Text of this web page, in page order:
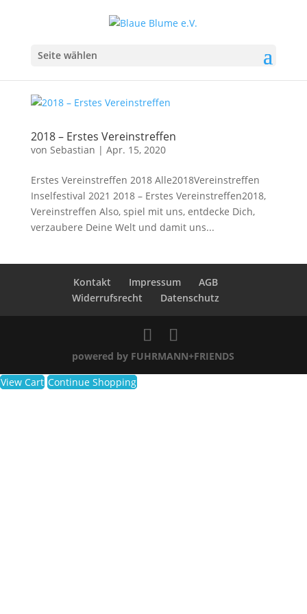
Seite wählen
2018 – Erstes Vereinstreffen
von Sebastian | Apr. 15, 2020
Erstes Vereinstreffen 2018 Alle2018Vereinstreffen
Inselfestival 2021 2018 – Erstes Vereinstreffen2018,
Vereinstreffen Also, spiel mit uns, entdecke Dich,
verzaubere Deine Welt und damit uns...
Kontakt Impressum
AGB
Widerrufsrecht
Datenschutz
powered by FUHRMANN+FRIENDS
View Cart Continue Shopping